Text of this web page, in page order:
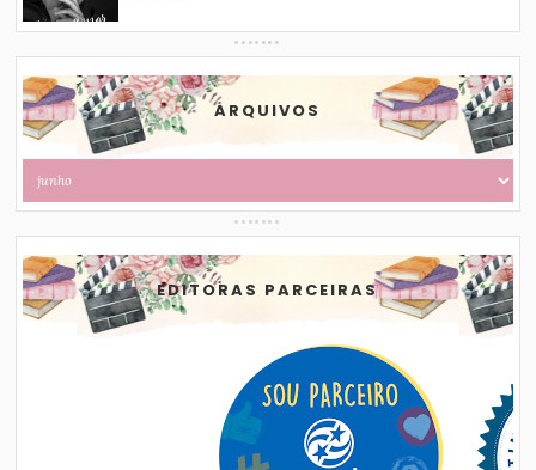
ARQUIVOS
EDITORAS PARCEIRAS